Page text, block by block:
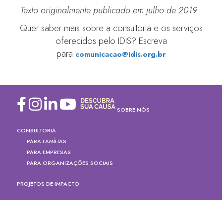
Texto originalmente publicado em julho de 2019.
Quer saber mais sobre a consultoria e os serviços
oferecidos pelo IDIS? Escreva
para comunicacao@idis.org.br
SOBRE NÓS
CONSULTORIA
PARA FAMÍLIAS
PARA EMPRESAS
PARA ORGANIZAÇÕES SOCIAIS
PROJETOS DE IMPACTO